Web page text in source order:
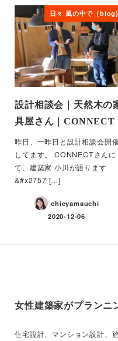
日々 風の中で（blog)
設計相談会｜天然木の
具屋さん｜CONNECT
昨日、一昨日と設計相談会開
してます。 CONNECTさんに
て、建築家 小川が語ります
&#x2757 […]
chieyamauchi
2020-12-06
女性建築家がプランニ
住宅設計、マンション設計、